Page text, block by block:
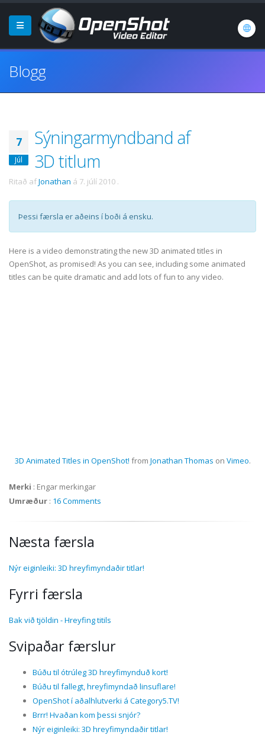
Blogg
7
Júl
Sýningarmyndband af
3D titlum
Ritað afJonathan á 7. júlí 2010 .
Þessi færsla er aðeins í boði á ensku.
Here is a video demonstrating the new 3D animated titles in
OpenShot, as promised! As you can see, including some animated
titles can be quite dramatic and add lots of fun to any video.
3D Animated Titles in OpenShot! from Jonathan Thomas on Vimeo.
Merki : Engar merkingar
Umræður : 16 Comments
Næsta færsla
Nýr eiginleiki: 3D hreyfimyndaðir titlar!
Fyrri færsla
Bak við tjöldin - Hreyfing titils
Svipaðar færslur
Búðu til ótrúleg 3D hreyfimynduð kort!
Búðu til fallegt, hreyfimyndað linsuflare!
OpenShot í aðalhlutverki á Category5.TV!
Brrr! Hvaðan kom þessi snjór?
Nýr eiginleiki: 3D hreyfimyndaðir titlar!